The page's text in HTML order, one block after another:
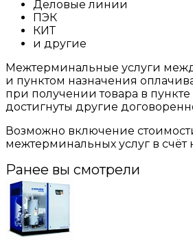
Деловые линии
ПЭК
КИТ
и другие
Межтерминальные услуги
и пунктом назначения
при получении товара в
достигнуты другие
Возможно включение
межтерминальных услуг в счёт
Ранее вы смотрели